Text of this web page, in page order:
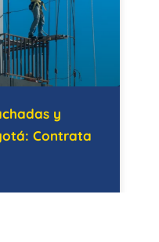
y
Contrata